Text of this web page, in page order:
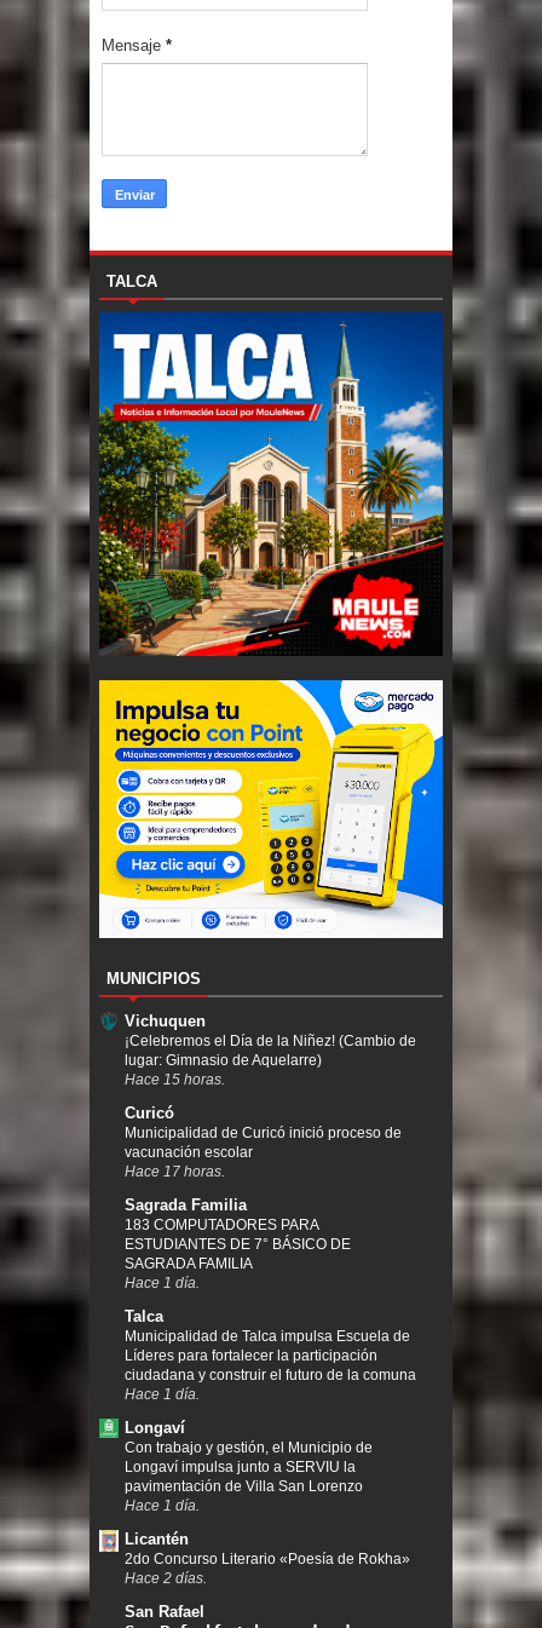
Mensaje *
TALCA
MUNICIPIOS
Vichuquen
¡Celebremos el Día de la Niñez! (Cambio de
lugar: Gimnasio de Aquelarre)
Hace 15 horas.
Curicó
Municipalidad de Curicó inició proceso de
vacunación escolar
Hace 17 horas.
Sagrada Familia
183 COMPUTADORES PARA
ESTUDIANTES DE 7° BÁSICO DE
SAGRADA FAMILIA
Hace 1 día.
Talca
Municipalidad de Talca impulsa Escuela de
Líderes para fortalecer la participación
ciudadana y construir el futuro de la comuna
Hace 1 día.
Longaví
Con trabajo y gestión, el Municipio de
Longaví impulsa junto a SERVIU la
pavimentación de Villa San Lorenzo
Hace 1 día.
Licantén
2do Concurso Literario «Poesía de Rokha»
Hace 2 días.
San Rafael